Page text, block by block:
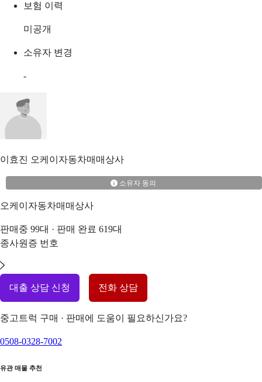
보험 이력
미공개
소유자 변경
-
이효진 오케이자동차매매상사
소유자 동의
오케이자동차매매상사
판매중 99대 · 판매 완료 619대
종사원증 번호
대출 상담 신청 전화 상담
중고트럭 구매 · 판매에 도움이 필요하신가요?
0508-0328-7002
유관 매물 추천